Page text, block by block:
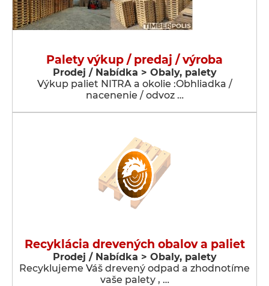
Palety výkup / predaj / výroba
Prodej / Nabídka > Obaly, palety
Výkup paliet NITRA a okolie :Obhliadka /
nacenenie / odvoz …
Recyklácia drevených obalov a paliet
Prodej / Nabídka > Obaly, palety
Recyklujeme Váš drevený odpad a zhodnotíme
vaše palety , …